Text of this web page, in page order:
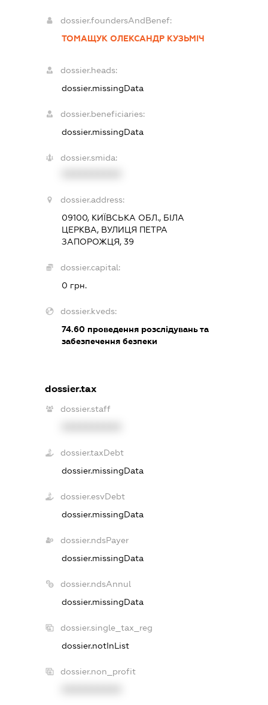
dossier.foundersAndBenef:
ТОМАЩУК ОЛЕКСАНДР КУЗЬМІЧ
dossier.heads:
dossier.missingData
dossier.beneficiaries:
dossier.missingData
dossier.smida:
dossier.address:
09100, КИЇВСЬКА ОБЛ., БІЛА
ЦЕРКВА, ВУЛИЦЯ ПЕТРА
ЗАПОРОЖЦЯ, 39
dossier.capital:
0 грн.
dossier.kveds:
74.60 проведення розслідувань та
забезпечення безпеки
dossier.tax
dossier.staff
dossier.taxDebt
dossier.missingData
dossier.esvDebt
dossier.missingData
dossier.ndsPayer
dossier.missingData
dossier.ndsAnnul
dossier.missingData
dossier.single_tax_reg
dossier.notInList
dossier.non_profit